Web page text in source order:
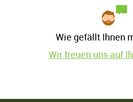
Wie gefällt Ihnen
Wir freuen uns auf